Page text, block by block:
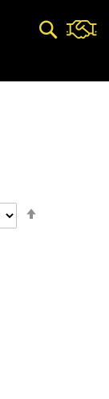
Pesquisa